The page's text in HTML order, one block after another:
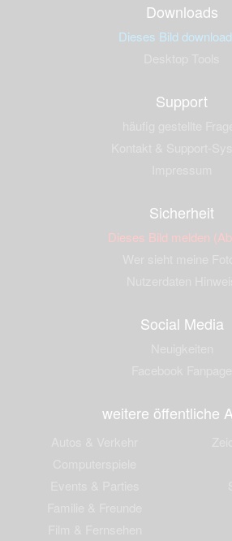
Downloads
Dieses Bild
Support
Sicherheit
Dieses Bild melden
Social Media
weitere öffentliche